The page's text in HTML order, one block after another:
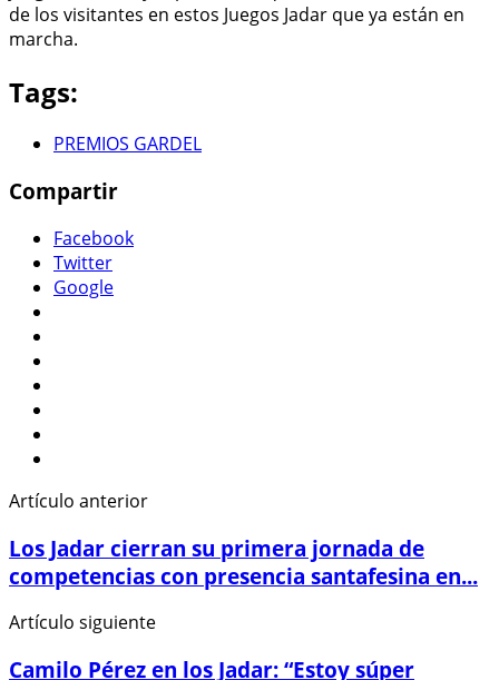
de los visitantes en estos Juegos Jadar que ya están en
marcha.
Tags:
PREMIOS GARDEL
Compartir
Facebook
Twitter
Google
Artículo anterior
Los Jadar cierran su primera jornada de
competencias con presencia santafesina en...
Artículo siguiente
Camilo Pérez en los Jadar: “Estoy súper